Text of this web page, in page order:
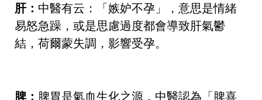
肝： 中醫有云：「嫉妒不孕」，意思是情緒
易怒急躁，或是思慮過度都會導致肝氣鬱
結，荷爾蒙失調，影響受孕。
脾： 脾胃是氣血生化之源，中醫認為「脾喜